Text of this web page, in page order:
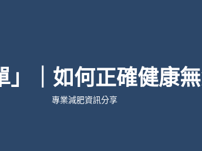
」｜如何正確健康
專業減肥資訊分享